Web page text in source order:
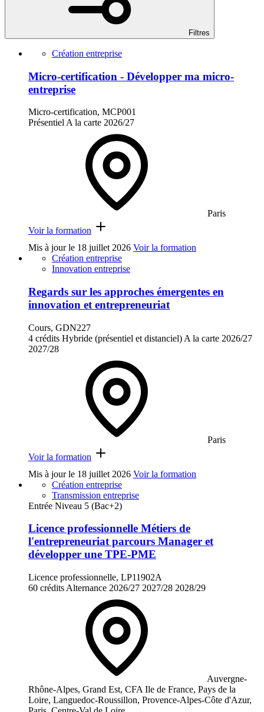
Filtres
Création entreprise
Micro-certification - Développer ma micro-
entreprise
Micro-certification, MCP001
Présentiel A la carte 2026/27
Paris
Voir la formation
Mis à jour le 18 juillet 2026 Voir la formation
Création entreprise
Innovation entreprise
Regards sur les approches émergentes en
innovation et entrepreneuriat
Cours, GDN227
4 crédits Hybride (présentiel et distanciel) A la carte 2026/27
2027/28
Paris
Voir la formation
Mis à jour le 18 juillet 2026 Voir la formation
Création entreprise
Transmission entreprise
Entrée Niveau 5 (Bac+2)
Licence professionnelle Métiers de
l'entrepreneuriat parcours Manager et
développer une TPE-PME
Licence professionnelle, LP11902A
60 crédits Alternance 2026/27 2027/28 2028/29
Auvergne-
Rhône-Alpes, Grand Est, CFA Ile de France, Pays de la
Loire, Languedoc-Roussillon, Provence-Alpes-Côte d'Azur,